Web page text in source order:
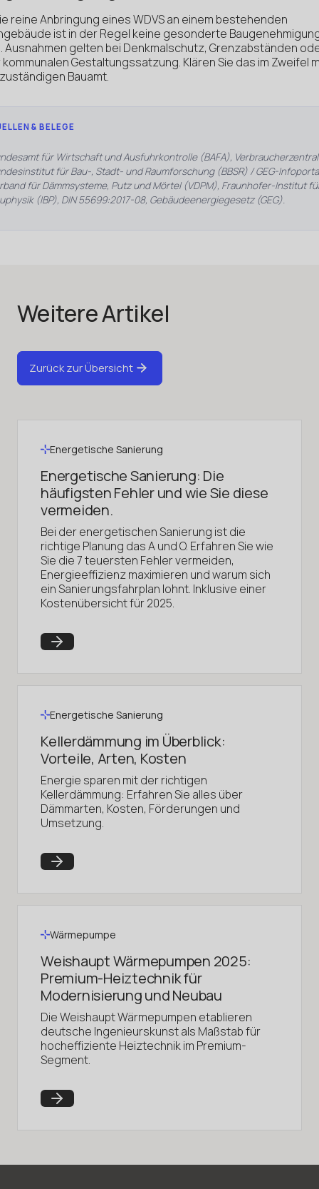
reine Anbringung eines WDVS an einem bestehenden
ist in der Regel keine gesonderte
Ausnahmen gelten bei Denkmalschutz, Grenzabständen
Gestaltungssatzung. Klären Sie das im Zweifel
Bauamt.
& BELEGE
für Wirtschaft und Ausfuhrkontrolle (BAFA),
für Bau-, Stadt- und Raumforschung (BBSR) / GEG-
für Dämmsysteme, Putz und Mörtel (VDPM), Fraunhofer-Institut
(IBP), DIN 55699:2017-08, Gebäudeenergiegesetz (GEG).
Weitere Artikel
Zurück zur Übersicht
Energetische Sanierung
Energetische Sanierung: Die
häufigsten Fehler und wie Sie diese
vermeiden.
Bei der energetischen Sanierung ist die
richtige Planung das A und O. Erfahren Sie wie
Sie die 7 teuersten Fehler vermeiden,
Energieeffizienz maximieren und warum sich
ein Sanierungsfahrplan lohnt. Inklusive einer
Kostenübersicht für 2025.
Energetische Sanierung
Kellerdämmung im Überblick:
Vorteile, Arten, Kosten
Energie sparen mit der richtigen
Kellerdämmung: Erfahren Sie alles über
Dämmarten, Kosten, Förderungen und
Umsetzung.
Wärmepumpe
Weishaupt Wärmepumpen 2025:
Premium-Heiztechnik für
Modernisierung und Neubau
Die Weishaupt Wärmepumpen etablieren
deutsche Ingenieurskunst als Maßstab für
hocheffiziente Heiztechnik im Premium-
Segment.